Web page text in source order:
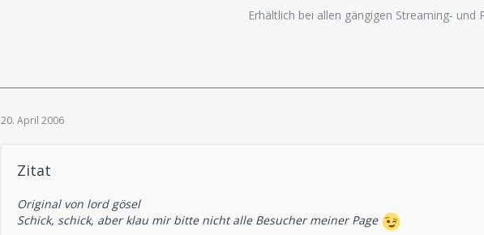
Erhältlich bei allen gängigen Streaming- und
20. April 2006
Zitat
Original von lord gösel
Schick, schick, aber klau mir bitte nicht alle Besucher meiner Page